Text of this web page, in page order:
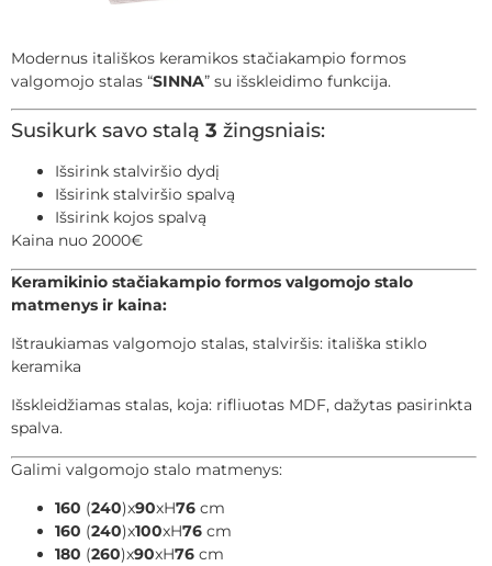
Modernus itališkos keramikos stačiakampio formos
valgomojo stalas “SINNA” su išskleidimo funkcija.
Susikurk savo stalą 3 žingsniais:
Išsirink stalviršio dydį
Išsirink stalviršio spalvą
Išsirink kojos spalvą
Kaina nuo 2000€
Keramikinio stačiakampio formos valgomojo stalo
matmenys ir kaina:
Ištraukiamas valgomojo stalas, stalviršis: itališka stiklo
keramika
Išskleidžiamas stalas, koja: rifliuotas MDF, dažytas pasirinkta
spalva.
Galimi valgomojo stalo matmenys:
160 (240)x90xH76 cm
160 (240)x100xH76 cm
180 (260)x90xH76 cm